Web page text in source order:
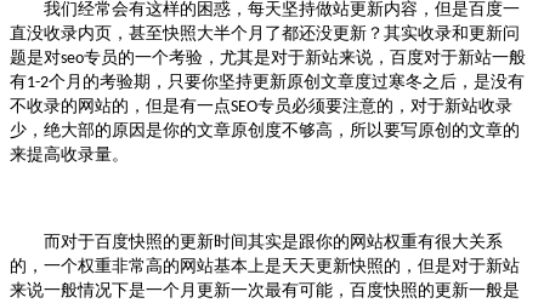
我们经常会有这样的困惑，每天坚持做站更新内容，但是百度一
直没收录内页，甚至快照大半个月了都还没更新？其实收录和更新问
题是对seo专员的一个考验，尤其是对于新站来说，百度对于新站一般
有1-2个月的考验期，只要你坚持更新原创文章度过寒冬之后，是没有
不收录的网站的，但是有一点SEO专员必须要注意的，对于新站收录
少，绝大部的原因是你的文章原创度不够高，所以要写原创的文章的
来提高收录量。
而对于百度快照的更新时间其实是跟你的网站权重有很大关系
的，一个权重非常高的网站基本上是天天更新快照的，但是对于新站
来说一般情况下是一个月更新一次最有可能，百度快照的更新一般是